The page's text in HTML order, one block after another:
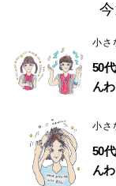
小さ
50
ん
小さ
50
ん